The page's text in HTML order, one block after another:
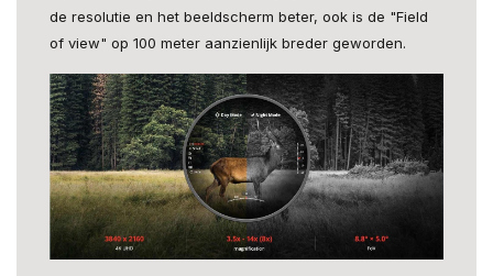
de resolutie en het beeldscherm beter, ook is de "Field
of view" op 100 meter aanzienlijk breder geworden.